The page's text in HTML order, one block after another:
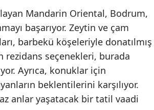
Mandarin Oriental, Bodrum,
başarıyor. Zeytin ve çam
barbekü köşeleriyle donatılmış
rezidans seçenekleri, burada
Ayrıca, konuklar için
beklentilerini karşılıyor.
anlar yaşatacak bir tatil vaadi